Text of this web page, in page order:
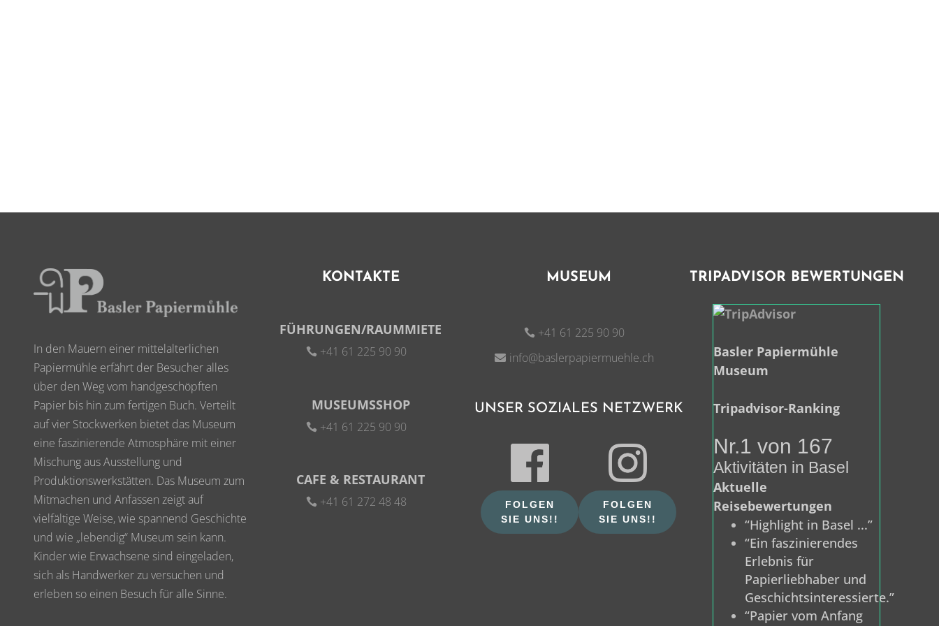
In den Mauern einer mittelalterlichen
Papiermühle erfährt der Besucher alles
über den Weg vom handgeschöpften
Papier bis hin zum fertigen Buch. Verteilt
auf vier Stockwerken bietet das Museum
eine faszinierende Atmosphäre mit einer
Mischung aus Ausstellung und
Produktionswerkstätten. Das Museum zum
Mitmachen und Anfassen zeigt auf
vielfältige Weise, wie spannend Geschichte
und wie „lebendig“ Museum sein kann.
Kinder wie Erwachsene sind eingeladen,
sich als Handwerker zu versuchen und
erleben so einen Besuch für alle Sinne.
KONTAKTE
FÜHRUNGEN/RAUMMIETE
+41 61 225 90 90
MUSEUMSSHOP
+41 61 225 90 90
CAFE & RESTAURANT
+41 61 272 48 48
MUSEUM
+41 61 225 90 90
info@baslerpapiermuehle.ch
UNSER SOZIALES NETZWERK
FOLGEN
SIE UNS!!
FOLGEN
SIE UNS!!
TRIPADVISOR BEWERTUNGEN
Basler Papiermühle
Museum
Tripadvisor-Ranking
Nr.1 von 167
Aktivitäten in Basel
Aktuelle
Reisebewertungen
“Highlight in Basel ...”
“Ein faszinierendes
Erlebnis für
Papierliebhaber und
Geschichtsinteressierte.”
“Papier vom Anfang